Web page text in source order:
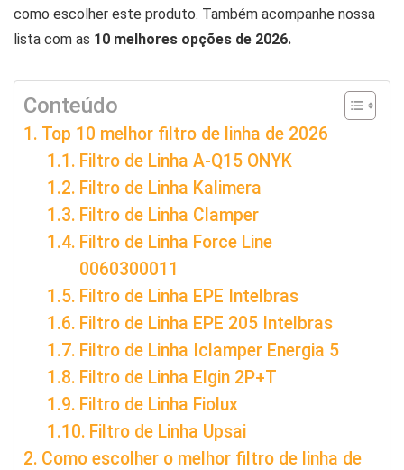
como escolher este produto. Também acompanhe nossa
lista com as 10 melhores opções de 2026.
Conteúdo
Top 10 melhor filtro de linha de 2026
Filtro de Linha A-Q15 ONYK
Filtro de Linha Kalimera
Filtro de Linha Clamper
Filtro de Linha Force Line
0060300011
Filtro de Linha EPE Intelbras
Filtro de Linha EPE 205 Intelbras
Filtro de Linha Iclamper Energia 5
Filtro de Linha Elgin 2P+T
Filtro de Linha Fiolux
Filtro de Linha Upsai
Como escolher o melhor filtro de linha de